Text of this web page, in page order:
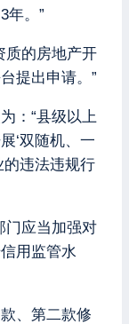
年。”
质的房地产开
提出申请。”
：“县级以上
‘双随机、一
的违法违规行
门应当加强对
用监管水
、第二款修